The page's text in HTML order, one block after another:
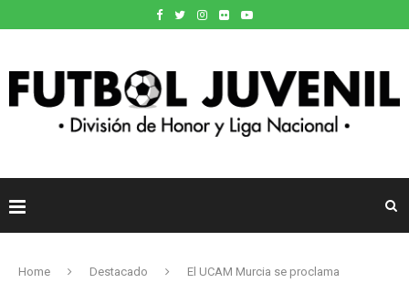
Home Destacado
El UCAM Murcia se proclama